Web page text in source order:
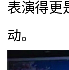
表演得更
动。